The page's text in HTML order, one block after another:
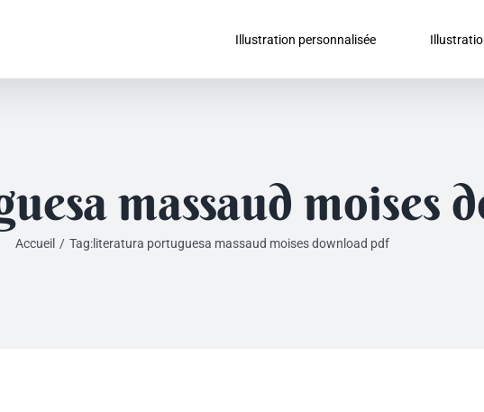
Illustration personnalisée
massaud moises
Accueil / Tag:literatura portuguesa massaud moises download pdf